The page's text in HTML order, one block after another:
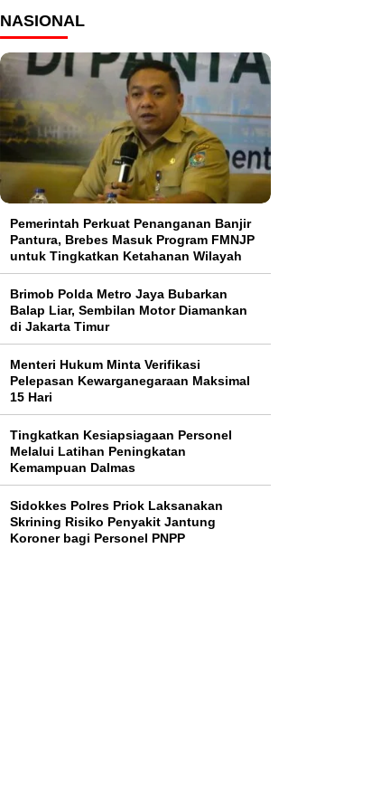
NASIONAL
Pemerintah Perkuat Penanganan Banjir
Pantura, Brebes Masuk Program FMNJP
untuk Tingkatkan Ketahanan Wilayah
Brimob Polda Metro Jaya Bubarkan
Balap Liar, Sembilan Motor Diamankan
di Jakarta Timur
Menteri Hukum Minta Verifikasi
Pelepasan Kewarganegaraan Maksimal
15 Hari
Tingkatkan Kesiapsiagaan Personel
Melalui Latihan Peningkatan
Kemampuan Dalmas
Sidokkes Polres Priok Laksanakan
Skrining Risiko Penyakit Jantung
Koroner bagi Personel PNPP